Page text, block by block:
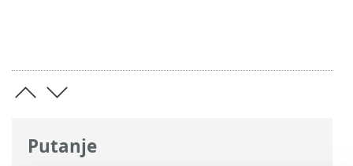
Putanje